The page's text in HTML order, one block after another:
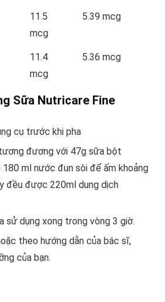
11.5
mcg
5.39 mcg
11.4
mcg
5.36 mcg
Sữa Nutricare Fine
cụ trước khi pha
đương với 47g sữa bột
180 ml nước đun sôi để ấm khoảng
đều được 220ml dung dịch
sử dụng xong trong vòng 3 giờ.
theo hướng dẫn của bác sĩ,
của bạn.